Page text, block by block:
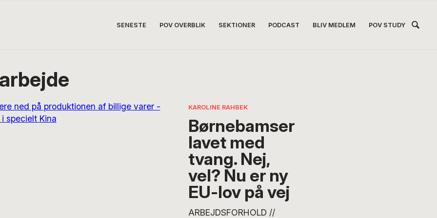
SENESTE POV OVERBLIK SEKTIONER PODCAST BLIV MEDLEM POV STUDY
KAROLINE RAHBEK
Børnebamser
lavet med
tvang. Nej,
vel? Nu er ny
EU-lov på vej
ARBEJDSFORHOLD //